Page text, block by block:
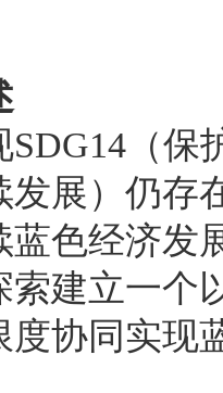
（保
发展）仍存
蓝色经济发
索建立一个
度协同实现